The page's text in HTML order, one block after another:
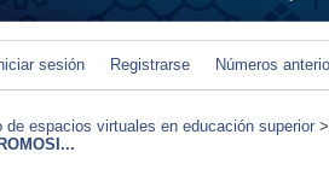
sesión Registrarse Números
de espacios virtuales en educación superior